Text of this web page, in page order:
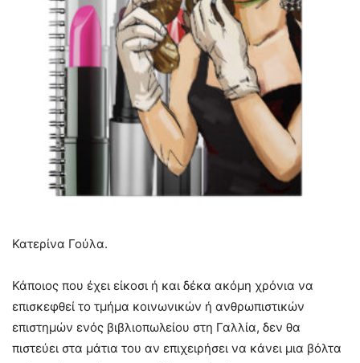
Κατερίνα Γούλα.
Κάποιος που έχει είκοσι ή και δέκα ακόμη χρόνια να
επισκεφθεί το τμήμα κοινωνικών ή ανθρωπιστικών
επιστημών ενός βιβλιοπωλείου στη Γαλλία, δεν θα
πιστεύει στα μάτια του αν επιχειρήσει να κάνει μια βόλτα